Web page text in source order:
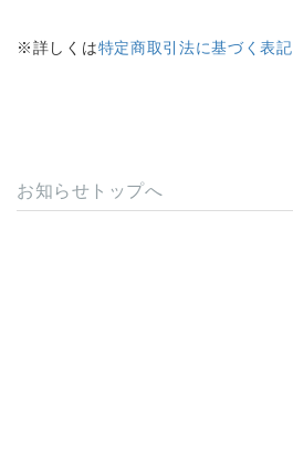
※詳しくは特定商取引法に基づく表記
お知らせトップへ